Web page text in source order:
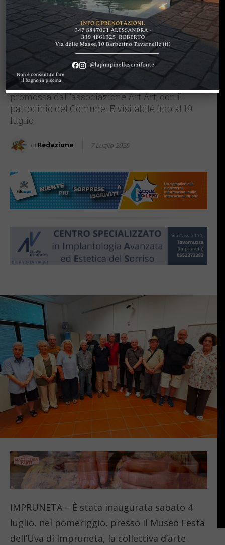
Collettiva “Colori d’Estate”
inaugurata al Museo Festa
dell’Uva di Impruneta
La mostra, che propone un percorso cromatico
e materico attraverso linguaggi differenti, è
promossa dall'associazione Art Art, con il
patrocinio del Comune. È visitabile fino al 19
luglio
di Redazione 7 Luglio 2026
IMPRUNETA – È stata inaugurata sabato 4
luglio, nel pomeriggio, presso il Museo Festa
dell’Uva di Impruneta, la collettiva d’arte